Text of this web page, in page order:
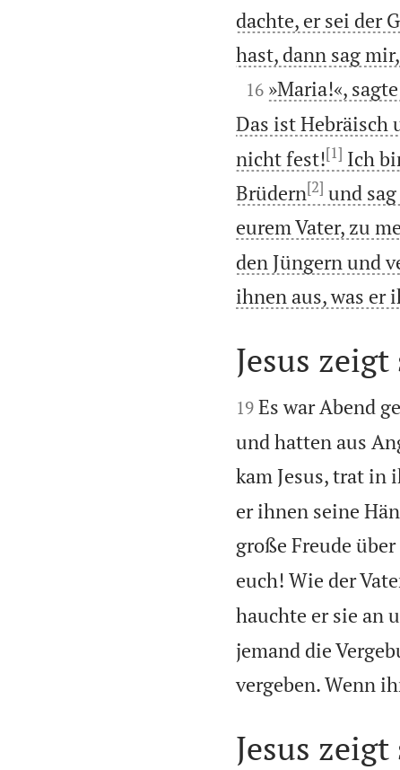
dachte, er sei der
hast, dann sag

16 »Maria!«,
Das ist Hebräisch
nicht fest![1] Ich
Brüdern[2] und
eurem Vater, zu
den Jüngern und
ihnen aus, was er

Jesus

19 Es war Abend
und hatten aus
kam Jesus, trat in
er ihnen seine
große Freude über
euch! Wie der
hauchte er sie an
jemand die
vergeben. Wenn
Jesus